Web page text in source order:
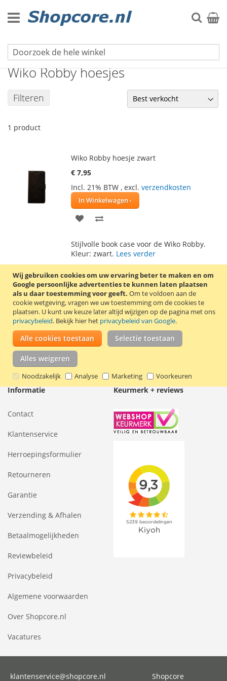
Wij gebruiken cookies om uw ervaring beter te maken en om
Google persoonlijke advertenties te kunnen laten plaatsen
als u daar toestemming voor geeft. Om te voldoen aan de
cookie wetgeving, vragen we uw toestemming om de cookies te
plaatsen. U kunt uw keuze later altijd wijzigen op de pagina met ons
privacybeleid. Bekijk hier het privacybeleid van Google.
Alle cookies toestaan Selectie toestaan
Alles weigeren
Noodzakelijk Analyse Marketing Voorkeuren
naar
de
Zoek
Wiko hoesjes
Wiko Robby hoesjes
Filteren
1 product
Wiko Robby hoesje zwart
€ 7,95
Incl. 21% BTW , excl. verzendkosten
In Winkelwagen
VOEG
AAN
VERLANGLIJST
TE
VERGELIJKEN
Stijlvolle book case voor de Wiko Robby.
Kleur: zwart. Lees verder
Mijn verlanglijst
U hebt niets op uw verlanglijst staan.
Informatie
Contact
Klantenservice
Herroepingsformulier
Retourneren
Garantie
Verzending & Afhalen
Betaalmogelijkheden
Reviewbeleid
Privacybeleid
Algemene voorwaarden
Over Shopcore.nl
Vacatures
Keurmerk + reviews
klantenservice@shopcore.nl Shopcore